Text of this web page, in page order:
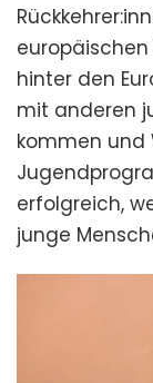
europäischen
hinter den
mit anderen
kommen und
erfolgreich,
junge